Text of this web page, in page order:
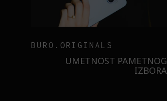
ZNATE LI ŠTA JE
SORBETIZACIJA? OTKRIJTE
TAJNU LAGANE NEGE KOŽE